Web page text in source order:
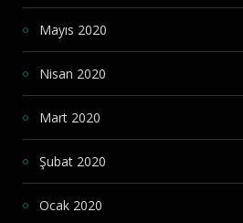
Mayıs 2020
Nisan 2020
Mart 2020
Şubat 2020
Ocak 2020